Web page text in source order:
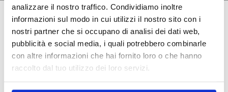
analizzare il nostro traffico. Condividiamo inoltre
informazioni sul modo in cui utilizzi il nostro sito con i
nostri partner che si occupano di analisi dei dati web,
pubblicità e social media, i quali potrebbero combinarle
con altre informazioni che hai fornito loro o che hanno
raccolto dal tuo utilizzo dei loro servizi.